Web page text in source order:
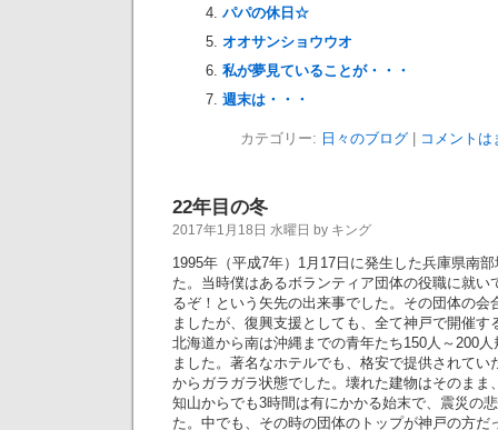
パパの休日☆
オオサンショウウオ
私が夢見ていることが・・・
週末は・・・
カテゴリー: 日々のブログ| コメントは
22年目の冬
2017年1月18日 水曜日 by キング
1995年（平成7年）1月17日に発生した兵庫県南
た。当時僕はあるボランティア団体の役職に就い
るぞ！という矢先の出来事でした。その団体の会
ましたが、復興支援としても、全て神戸で開催す
北海道から南は沖縄までの青年たち150人～200
ました。著名なホテルでも、格安で提供されてい
からガラガラ状態でした。壊れた建物はそのまま
知山からでも3時間は有にかかる始末で、震災の
た。中でも、その時の団体のトップが神戸の方だ